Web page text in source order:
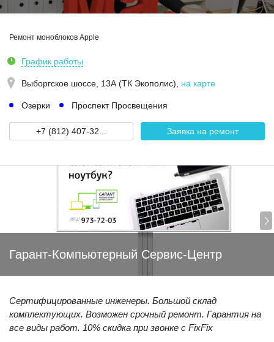
Ремонт моноблоков Apple
График работы
Выборгское шоссе, 13А (ТК Экополис) на карте
Озерки Проспект Просвещения
+7 (812) 407-32... Заявка на ремонт
Гарант-Компьютерный Сервис-Центр
Сертифицированные инженеры. Большой склад
комплектующих. Возможен срочный ремонт. Гарантия на
все виды работ. 10% скидка при звонке с FixFix